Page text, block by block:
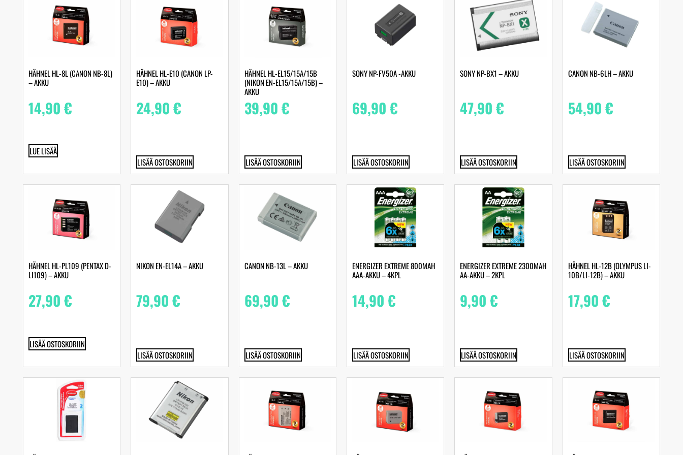
HÄHNEL HL-8L (CANON NB-8L)
– AKKU
14,90€
LUE LISÄÄ
HÄHNEL HL-E10 (CANON LP-
E10) – AKKU
24,90€
LISÄÄ OSTOSKORIIN
HÄHNEL HL-EL15/15A/15B
(NIKON EN-EL15/15A/15B) –
AKKU
39,90€
LISÄÄ OSTOSKORIIN
SONY NP-FV50A -AKKU
69,90€
LISÄÄ OSTOSKORIIN
SONY NP-BX1 – AKKU
47,90€
LISÄÄ OSTOSKORIIN
CANON NB-6LH – AKKU
54,90€
LISÄÄ OSTOSKORIIN
HÄHNEL HL-PL109 (PENTAX D-
LI109) – AKKU
27,90€
LISÄÄ OSTOSKORIIN
NIKON EN-EL14A – AKKU
79,90€
LISÄÄ OSTOSKORIIN
CANON NB-13L – AKKU
69,90€
LISÄÄ OSTOSKORIIN
ENERGIZER EXTREME 800MAH
AAA-AKKU – 4KPL
14,90€
LISÄÄ OSTOSKORIIN
ENERGIZER EXTREME 2300MAH
AA-AKKU – 2KPL
9,90€
LISÄÄ OSTOSKORIIN
HÄHNEL HL-12B (OLYMPUS LI-
10B/LI-12B) – AKKU
17,90€
LISÄÄ OSTOSKORIIN